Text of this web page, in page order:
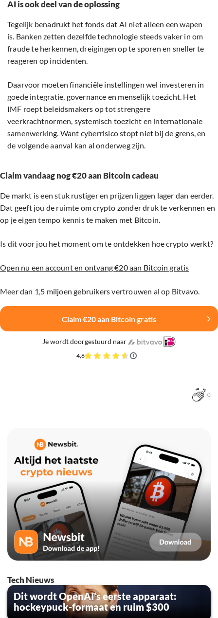
AI is ook deel van de oplossing
Tegelijk benadrukt het fonds dat AI niet alleen een wapen
is. Banken zetten dezelfde technologie steeds vaker in om
fraude te herkennen, dreigingen op te sporen en sneller te
reageren op incidenten.
Daarvoor moeten financiële instellingen wel investeren in
goede integratie, governance en menselijk toezicht. Het
IMF roept beleidsmakers op tot strengere
veerkrachtnormen, systemisch toezicht en internationale
samenwerking. Want cyberrisico stopt niet bij de grens, en
de volgende aanval kan al onderweg zijn.
Claim vandaag nog €20 aan Bitcoin cadeau
De markt is een stuk rustiger en prijzen liggen lager dan eerder.
Dat geeft jou de ruimte om crypto zonder druk te verkennen en
op je eigen tempo kennis te maken met Bitcoin.
Is dit voor jou het moment om te ontdekken hoe crypto werkt?
Open nu een account en ontvang €20 aan Bitcoin gratis
Meer dan 1,5 miljoen gebruikers vertrouwen al op Bitvavo.
Claim €20 aan Bitcoin gratis
Je wordt doorgestuurd naar
4,6
0
Tech Nieuws
Dit wordt OpenAI’s eerste apparaat:
hockeypuck-formaat en ruim $300